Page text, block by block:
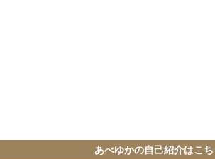
あべゆかの自己紹介はこち